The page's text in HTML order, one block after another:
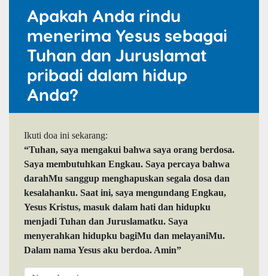
Apakah Anda rindu
menerima Yesus sebagai
Tuhan dan Juruslamat
pribadi dalam hidup
Anda?
Ikuti doa ini sekarang:
“Tuhan, saya mengakui bahwa saya orang berdosa.
Saya membutuhkan Engkau. Saya percaya bahwa
darahMu sanggup menghapuskan segala dosa dan
kesalahanku. Saat ini, saya mengundang Engkau,
Yesus Kristus, masuk dalam hati dan hidupku
menjadi Tuhan dan Juruslamatku. Saya
menyerahkan hidupku bagiMu dan melayaniMu.
Dalam nama Yesus aku berdoa. Amin”